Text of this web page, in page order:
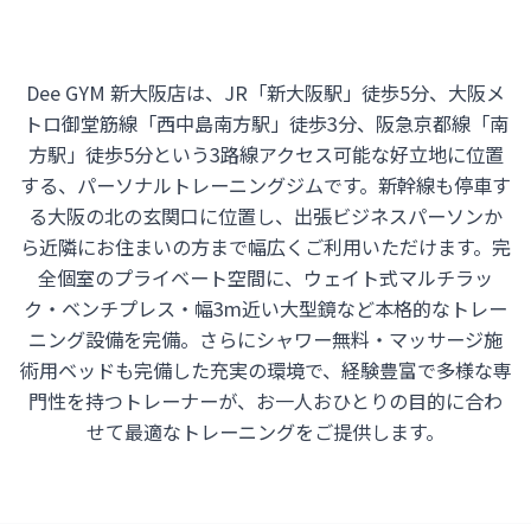
Dee GYM 新大阪店は、JR「新大阪駅」徒歩5分、大阪メ
トロ御堂筋線「西中島南方駅」徒歩3分、阪急京都線「南
方駅」徒歩5分という3路線アクセス可能な好立地に位置
する、パーソナルトレーニングジムです。新幹線も停車す
る大阪の北の玄関口に位置し、出張ビジネスパーソンか
ら近隣にお住まいの方まで幅広くご利用いただけます。完
全個室のプライベート空間に、ウェイト式マルチラッ
ク・ベンチプレス・幅3m近い大型鏡など本格的なトレー
ニング設備を完備。さらにシャワー無料・マッサージ施
術用ベッドも完備した充実の環境で、経験豊富で多様な専
門性を持つトレーナーが、お一人おひとりの目的に合わ
せて最適なトレーニングをご提供します。